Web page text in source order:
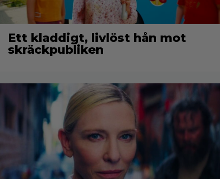
Ett kladdigt, livlöst hån mot
skräckpubliken